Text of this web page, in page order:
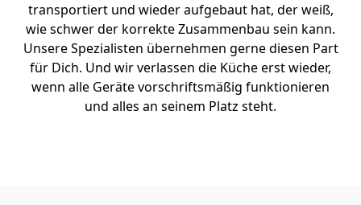
transportiert und wieder aufgebaut hat, der weiß,
wie schwer der korrekte Zusammenbau sein kann.
Unsere Spezialisten übernehmen gerne diesen Part
für Dich. Und wir verlassen die Küche erst wieder,
wenn alle Geräte vorschriftsmäßig funktionieren
und alles an seinem Platz steht.